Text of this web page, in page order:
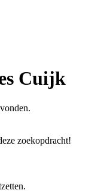
Cuijk
zoekopdracht!